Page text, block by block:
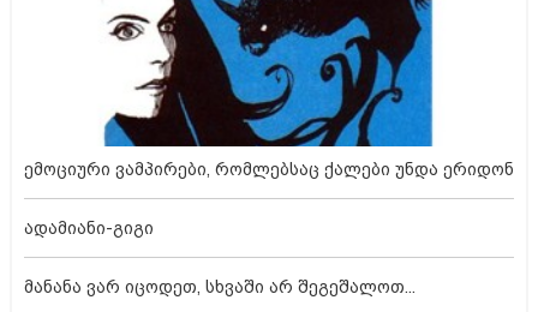
ემოციური ვამპირები, რომლებსაც ქალები უნდა ერიდონ
ადამიანი-გიგი
მანანა ვარ იცოდეთ, სხვაში არ შეგეშალოთ...